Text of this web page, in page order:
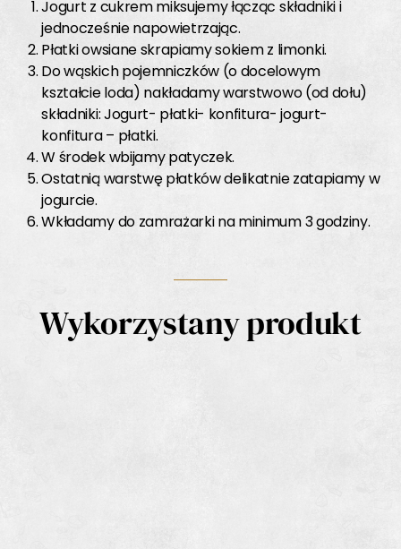
Jogurt z cukrem miksujemy łącząc składniki i
jednocześnie napowietrzając.
Płatki owsiane skrapiamy sokiem z limonki.
Do wąskich pojemniczków (o docelowym
kształcie loda) nakładamy warstwowo (od dołu)
składniki: Jogurt- płatki- konfitura- jogurt-
konfitura – płatki.
W środek wbijamy patyczek.
Ostatnią warstwę płatków delikatnie zatapiamy w
jogurcie.
Wkładamy do zamrażarki na minimum 3 godziny.
Wykorzystany produkt